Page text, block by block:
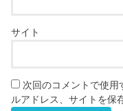
サイト
次回のコメントで使用
ルアドレス、サイトを保